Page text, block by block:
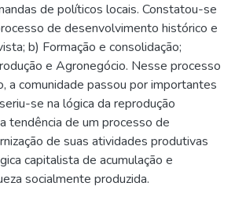
de políticos locais. Constatou-se
de desenvolvimento histórico e
b) Formação e consolidação;
e Agronegócio. Nesse processo
a comunidade passou por importantes
se na lógica da reprodução
tendência de um processo de
de suas atividades produtivas
capitalista de acumulação e
socialmente produzida.